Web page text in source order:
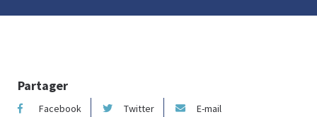
Partager
Facebook Twitter E-mail